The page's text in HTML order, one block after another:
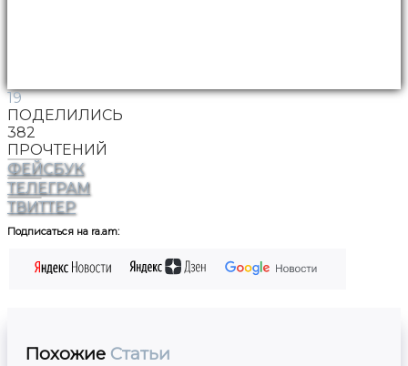
19
ПОДЕЛИЛИСЬ
382
ПРОЧТЕНИЙ
ФЕЙСБУК
ТЕЛЕГРАМ
ТВИТТЕР
Подписаться на ra.am:
Похожие Статьи